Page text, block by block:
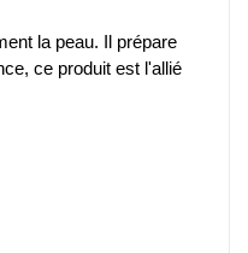
la peau. Il prépare
ce produit est l'allié